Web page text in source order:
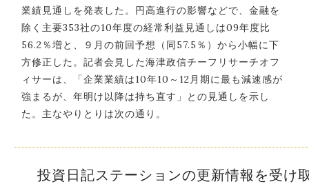
業績見通しを発表した。円高進行の影響などで、金融を
除く主要353社の10年度の経常利益見通しは09年度比
56.2％増と、９月の前回予想（同57.5％）から小幅に下
方修正した。記者会見した海津政信チーフリサーチオフ
ィサーは、「企業業績は10年10～12月期に最も減速感が
強まるが、年明け以降は持ち直す」との見通しを示し
た。主なやりとりは次の通り。
投資日記ステーションの更新情報を受け